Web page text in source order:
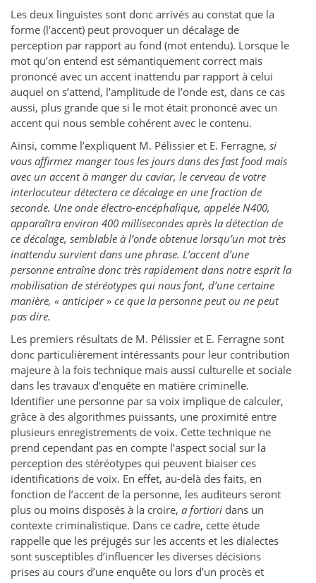
Les deux linguistes sont donc arrivés au constat que la
forme (l’accent) peut provoquer un décalage de
perception par rapport au fond (mot entendu). Lorsque le
mot qu’on entend est sémantiquement correct mais
prononcé avec un accent inattendu par rapport à celui
auquel on s’attend, l’amplitude de l’onde est, dans ce cas
aussi, plus grande que si le mot était prononcé avec un
accent qui nous semble cohérent avec le contenu.
Ainsi, comme l’expliquent M. Pélissier et E. Ferragne, si
vous affirmez manger tous les jours dans des fast food mais
avec un accent à manger du caviar, le cerveau de votre
interlocuteur détectera ce décalage en une fraction de
seconde. Une onde électro-encéphalique, appelée N400,
apparaîtra environ 400 millisecondes après la détection de
ce décalage, semblable à l’onde obtenue lorsqu’un mot très
inattendu survient dans une phrase. L’accent d’une
personne entraîne donc très rapidement dans notre esprit la
mobilisation de stéréotypes qui nous font, d’une certaine
manière, « anticiper » ce que la personne peut ou ne peut
pas dire.
Les premiers résultats de M. Pélissier et E. Ferragne sont
donc particulièrement intéressants pour leur contribution
majeure à la fois technique mais aussi culturelle et sociale
dans les travaux d’enquête en matière criminelle.
Identifier une personne par sa voix implique de calculer,
grâce à des algorithmes puissants, une proximité entre
plusieurs enregistrements de voix. Cette technique ne
prend cependant pas en compte l’aspect social sur la
perception des stéréotypes qui peuvent biaiser ces
identifications de voix. En effet, au-delà des faits, en
fonction de l’accent de la personne, les auditeurs seront
plus ou moins disposés à la croire, a fortiori dans un
contexte criminalistique. Dans ce cadre, cette étude
rappelle que les préjugés sur les accents et les dialectes
sont susceptibles d’influencer les diverses décisions
prises au cours d’une enquête ou lors d’un procès et